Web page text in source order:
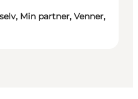
Min partner, Venner,